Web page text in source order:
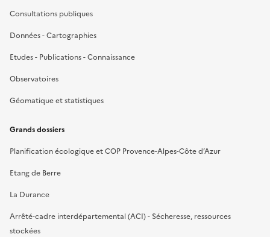
Consultations publiques
Données - Cartographies
Etudes - Publications - Connaissance
Observatoires
Géomatique et statistiques
Grands dossiers
Planification écologique et COP Provence-Alpes-Côte d’Azur
Etang de Berre
La Durance
Arrêté-cadre interdépartemental (ACI) - Sécheresse, ressources
stockées